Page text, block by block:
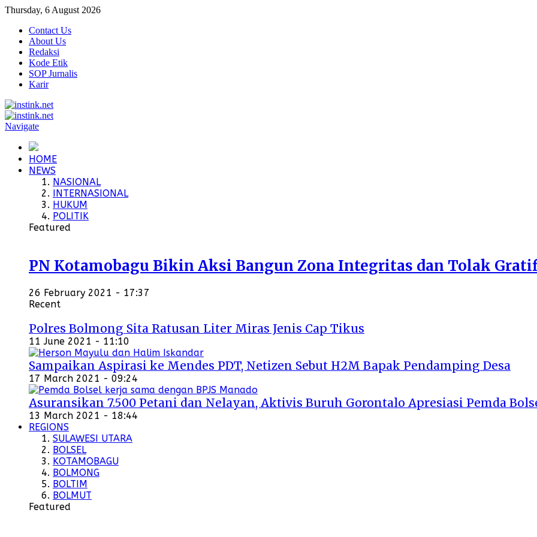
Thursday, 6 August 2026
Contact Us
About Us
Redaksi
Kode Etik
SOP Jurnalis
Karir
Navigate
HOME
NEWS
NASIONAL
INTERNASIONAL
HUKUM
POLITIK
Featured
PN Kotamobagu Bikin Aksi Bangun Zona Integritas dan Tolak
26 February 2021 - 17:37
Recent
Polres Bolmong Sita Ratusan Liter Miras Jenis Cap Tikus
11 June 2021 - 11:10
Sampaikan Aspirasi ke Mendes PDT, Netizen Sebut H2M Bapak Pendamping Desa
17 March 2021 - 09:24
Asuransikan 7.500 Petani dan Nelayan, Aktivis Buruh Gorontalo Apresiasi Pemda
13 March 2021 - 18:44
REGIONS
SULAWESI UTARA
BOLSEL
KOTAMOBAGU
BOLMONG
BOLTIM
BOLMUT
Featured